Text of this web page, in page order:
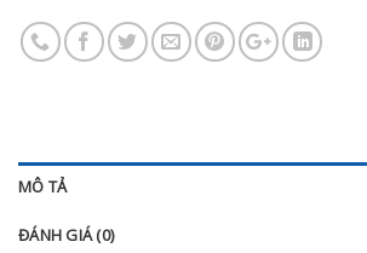
MÔ TẢ
ĐÁNH GIÁ (0)